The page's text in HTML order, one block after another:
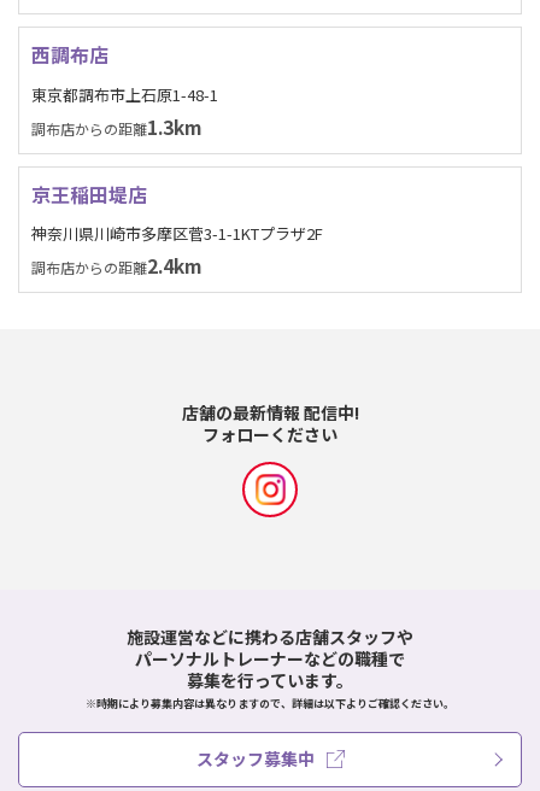
西調布店
東京都調布市上石原1-48-1
調布店からの距離1.3km
京王稲田堤店
神奈川県川崎市多摩区菅3-1-1KTプラザ2F
調布店からの距離2.4km
店舗の最新情報 配信中!
フォローください
施設運営などに携わる店舗スタッフや
パーソナルトレーナーなどの職種で
募集を行っています。
※時期により募集内容は異なりますので、詳細は以下よりご確認ください。
スタッフ募集中